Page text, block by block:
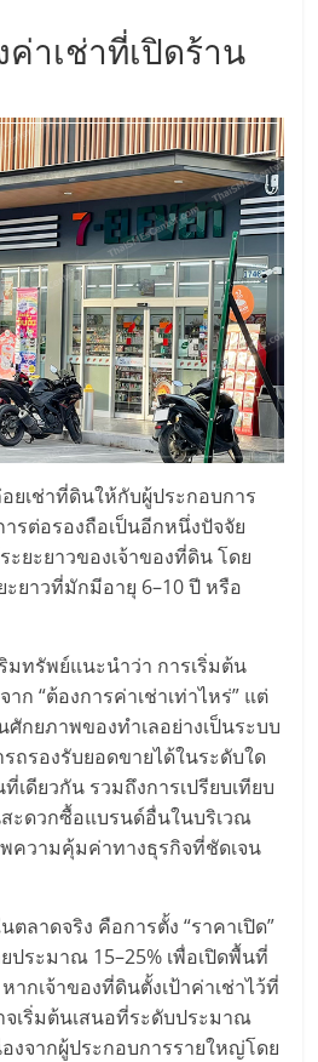
าเช่าที่เปิดร้าน
ยเช่าที่ดินให้กับผู้ประกอบการ
รต่อรองถือเป็นอีกหนึ่งปัจจัย
ยะยาวของเจ้าของที่ดิน โดย
ยาวที่มักมีอายุ 6–10 ปี หรือ
ทรัพย์แนะนำว่า การเริ่มต้น
ก “ต้องการค่าเช่าเท่าไหร่” แต่
ศักยภาพของทำเลอย่างเป็นระบบ
ถรองรับยอดขายได้ในระดับใด
เดียวกัน รวมถึงการเปรียบเทียบ
ะดวกซื้อแบรนด์อื่นในบริเวณ
พความคุ้มค่าทางธุรกิจที่ชัดเจน
ลาดจริง คือการตั้ง “ราคาเปิด”
ประมาณ 15–25% เพื่อเปิดพื้นที่
ากเจ้าของที่ดินตั้งเป้าค่าเช่าไว้ที่
จเริ่มต้นเสนอที่ระดับประมาณ
งจากผู้ประกอบการรายใหญ่โดย